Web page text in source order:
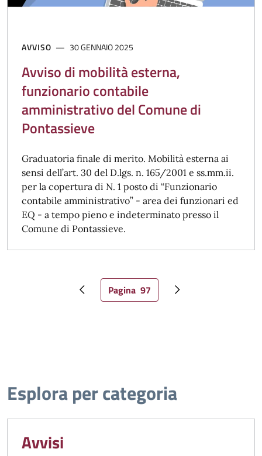
AVVISO 30 GENNAIO 2025
Avviso di mobilità esterna,
funzionario contabile
amministrativo del Comune di
Pontassieve
Graduatoria finale di merito. Mobilità esterna ai
sensi dell’art. 30 del D.lgs. n. 165/2001 e ss.mm.ii.
per la copertura di N. 1 posto di “Funzionario
contabile amministrativo” - area dei funzionari ed
EQ - a tempo pieno e indeterminato presso il
Comune di Pontassieve.
Pagina precedentePagina attuale
Pagina 97 Pagina successiva
Esplora per categoria
Avvisi